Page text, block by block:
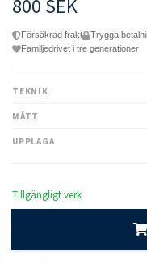
800 SEK
Försäkrad frakt Trygga
Familjedrivet i tre generationer
TEKNIK
MÅTT
UPPLAGA
Tillgängligt verk